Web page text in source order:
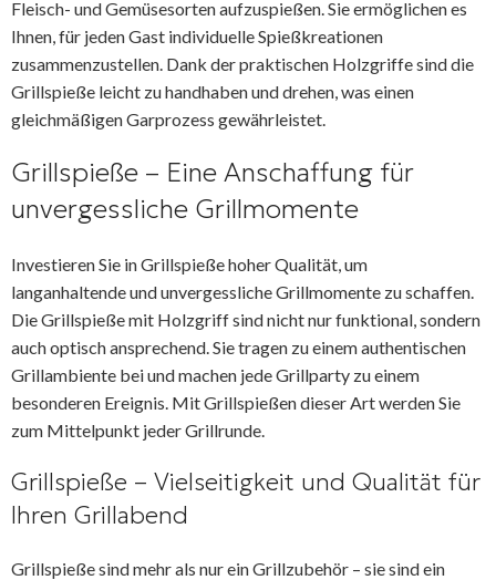
Fleisch- und Gemüsesorten aufzuspießen. Sie ermöglichen es
Ihnen, für jeden Gast individuelle Spießkreationen
zusammenzustellen. Dank der praktischen Holzgriffe sind die
Grillspieße leicht zu handhaben und drehen, was einen
gleichmäßigen Garprozess gewährleistet.
Grillspieße – Eine Anschaffung für
unvergessliche Grillmomente
Investieren Sie in Grillspieße hoher Qualität, um
langanhaltende und unvergessliche Grillmomente zu schaffen.
Die Grillspieße mit Holzgriff sind nicht nur funktional, sondern
auch optisch ansprechend. Sie tragen zu einem authentischen
Grillambiente bei und machen jede Grillparty zu einem
besonderen Ereignis. Mit Grillspießen dieser Art werden Sie
zum Mittelpunkt jeder Grillrunde.
Grillspieße – Vielseitigkeit und Qualität für
Ihren Grillabend
Grillspieße sind mehr als nur ein Grillzubehör – sie sind ein